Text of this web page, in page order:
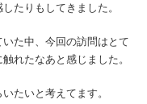
たりもしてきました。
た中、今回の訪問はとて
れたなあと感じました。
たいと考えてます。